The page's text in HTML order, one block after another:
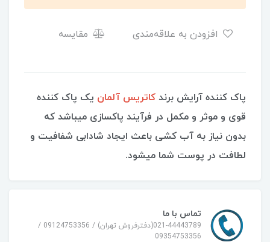
مقایسه
پاک کننده آرایش برند کاتریس آلمان یک پاک کننده
قوی و موثر و مکمل در فرآیند پاکسازی میباشد که
بدون نیاز به آب کشی باعث ایجاد شادابی شفافیت و
لطافت در پوست شما میشود.
تماس با ما
021-44443789(دفترفروش تهران) / 09124753356 /
09354753356